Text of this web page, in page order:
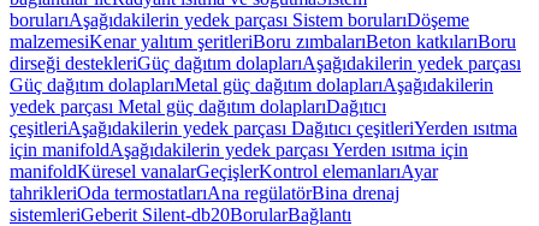
borularıAşağıdakilerin yedek parçası Sistem borularıDöşeme
malzemesiKenar yalıtım şeritleriBoru zımbalarıBeton katkılarıBoru
dirseği destekleriGüç dağıtım dolaplarıAşağıdakilerin yedek parçası
Güç dağıtım dolaplarıMetal güç dağıtım dolaplarıAşağıdakilerin
yedek parçası Metal güç dağıtım dolaplarıDağıtıcı
çeşitleriAşağıdakilerin yedek parçası Dağıtıcı çeşitleriYerden ısıtma
için manifoldAşağıdakilerin yedek parçası Yerden ısıtma için
manifoldKüresel vanalarGeçişlerKontrol elemanlarıAyar
tahrikleriOda termostatlarıAna regülatörBina drenaj
sistemleriGeberit Silent-db20BorularBağlantı